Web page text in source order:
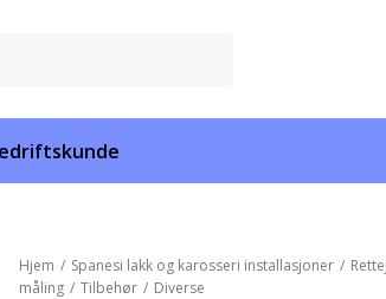
Hjem / Spanesi lakk og karosseri installasjoner /
måling / Tilbehør / Diverse